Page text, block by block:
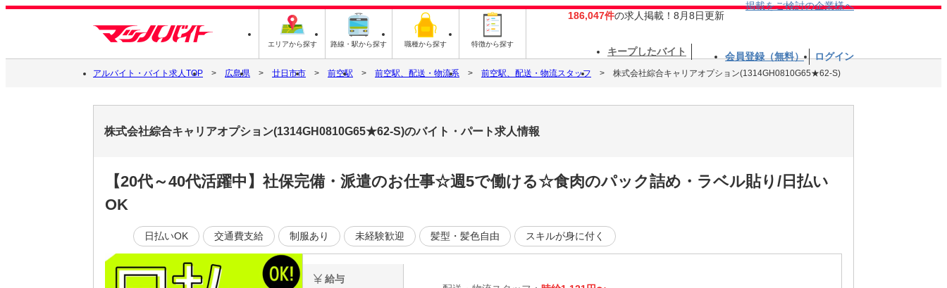
エリアから探す 路線・駅から探す 職種から探す 特徴から探す
186,047件の求人掲載！8月8日更新
掲載をご検討の企業様へ
キープしたバイト 会員登録（無料） ログイン
アルバイト・バイト求人TOP 広島県 廿日市市 前空駅 前空駅、配送・物流系 前空駅、配送・物流スタッフ 株式会社綜合キャリアオプション(1314GH0810G65★62-S)
株式会社綜合キャリアオプション(1314GH0810G65★62-S)のバイト・パート求人情報
【20代～40代活躍中】社保完備・派遣のお仕事☆週5で働ける☆食肉のパック詰め・ラベル貼り/日払い
OK
日払いOK 交通費支給 制服あり 未経験歓迎 髪型・髪色自由 スキルが身に付く
給与